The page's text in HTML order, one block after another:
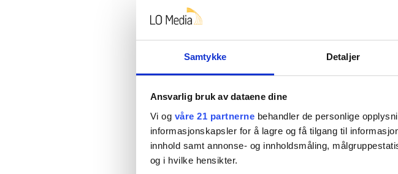
Samtykke Detaljer
Ansvarlig bruk av dataene dine
Vi og våre 21 partnerne behandler de personlige
informasjonskapsler for å lagre og få tilgang til
innhold samt annonse- og innholdsmåling,
og i hvilke hensikter.
– Da jeg begynte som ny leder i 2014, var jeg litt blond
næringslivet med klart mandat om å omstille og
Norge. Det var ikke særlig rom for å bygge tillit og det